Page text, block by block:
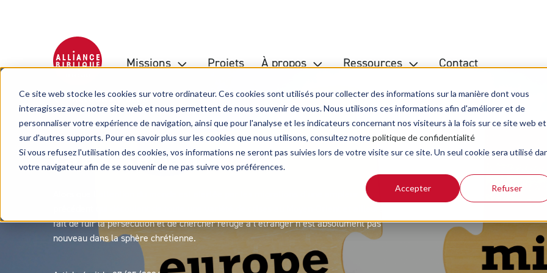
Ce site web stocke les cookies sur votre ordinateur. Ces cookies sont utilisés pour collecter des informations sur la manière dont vous
interagissez avec notre site web et nous permettent de nous souvenir de vous. Nous utilisons ces informations afin d'améliorer et de
personnaliser votre expérience de navigation, ainsi que pour l'analyse et les indicateurs concernant nos visiteurs à la fois sur ce site web et
sur d'autres supports. Pour en savoir plus sur les cookies que nous utilisons, consultez notrepolitique de confidentialité
Si vous refusez l'utilisation des cookies, vos informations ne seront pas suivies lors de votre visite sur ce site. Un seul cookie sera utilisé
votre navigateur afin de se souvenir de ne pas suivre vos préférences.
Accepter Refuser
Missions Projets À propos Ressources
Bible de la rue
Blog d'actualité
Guide de lecture de la Bible
Kit de présentation ABF
Méditations
Contact
RETOUR AU BLOG
La Bible et la migration
Alors que l’attention du monde est alertée par les migrations d’une ampleur sans
fait de fuir la persécution et de chercher refuge à l’étranger n’est absolument pas
nouveau dans la sphère chrétienne.